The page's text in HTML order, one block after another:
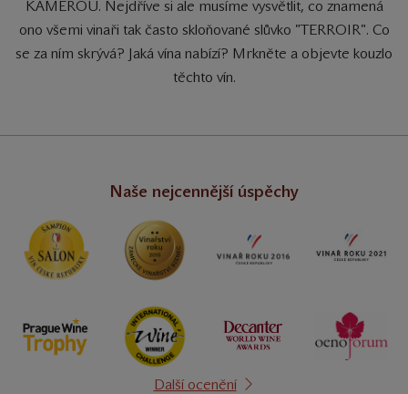
KAMEROU. Nejdříve si ale musíme vysvětlit, co znamená
ono všemi vinaři tak často skloňované slůvko "TERROIR". Co
se za ním skrývá? Jaká vína nabízí? Mrkněte a objevte kouzlo
těchto vín.
Naše nejcennější úspěchy
Další ocenění